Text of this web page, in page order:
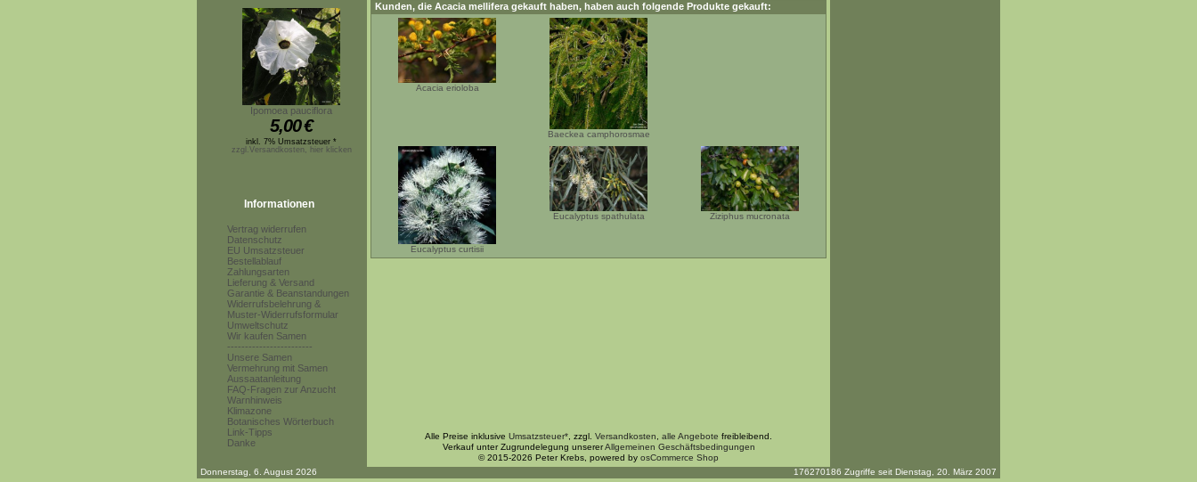
Ipomoea pauciflora
5,00€
inkl. 7% Umsatzsteuer *
zzgl.Versandkosten, hier klicken
Informationen
Vertrag widerrufen
Datenschutz
EU Umsatzsteuer
Bestellablauf
Zahlungsarten
Lieferung & Versand
Garantie & Beanstandungen
Widerrufsbelehrung &
Muster-Widerrufsformular
Umweltschutz
Wir kaufen Samen
------------------------
Unsere Samen
Vermehrung mit Samen
Aussaatanleitung
FAQ-Fragen zur Anzucht
Warnhinweis
Klimazone
Botanisches Wörterbuch
Link-Tipps
Danke
Kunden, die Acacia mellifera gekauft haben, haben auch folgende Produkte gekauft:
Acacia erioloba
Baeckea camphorosmae
Eucalyptus curtisii
Eucalyptus spathulata Ziziphus mucronata
Alle Preise inklusive Umsatzsteuer* , zzgl. Versandkosten alle Angebote freibleibend.
Verkauf unter Zugrundelegung unsererAllgemeinen Geschäftsbedingungen
© 2015-2026 Peter Krebs, powered by osCommerce Shop
Donnerstag, 6. August 2026
176270186 Zugriffe seit Dienstag, 20. März 2007